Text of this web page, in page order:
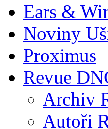
Ears &
Noviny
Proximus
Revue
Archiv
Autoři